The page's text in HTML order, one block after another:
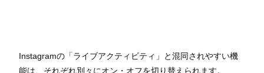
Instagramの「ライブアクティビティ」と混同されやすい機
能は、それぞれ別々にオン・オフを切り替えられます。